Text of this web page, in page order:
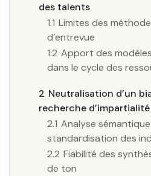
des talents
1.1 Limites des
d’entrevue
1.2 Apport des
dans le cycle des
2 Neutralisation d’un
recherche
2.1 Analyse
standardisation des
2.2 Fiabilité des
de ton